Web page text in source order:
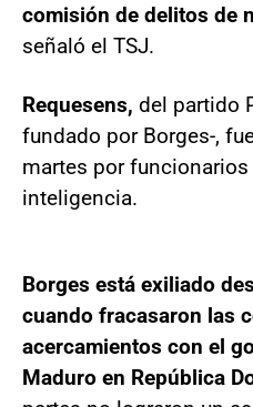
comisión de delitos de
señaló el TSJ.
Requesens, del partido
fundado por Borges-,
martes por
inteligencia.
Borges está exiliado
cuando fracasaron las
acercamientos con el
Maduro en República